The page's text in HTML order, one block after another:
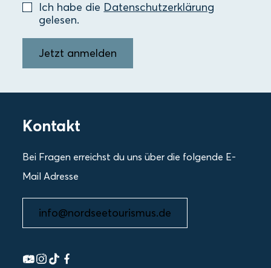
Ich habe die Datenschutzerklärung
gelesen.
Jetzt anmelden
Kontakt
Bei Fragen erreichst du uns über die folgende E-
Mail Adresse
info@nordseetourismus.de